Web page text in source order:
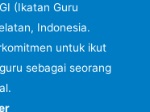
(Ikatan Guru
Indonesia.
untuk ikut
sebagai seorang